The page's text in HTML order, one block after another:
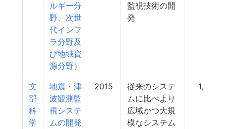
ルギー分
野、次世
代インフ
ラ分野及
び地域資
源分野）
監視技術の開
発
文
部
科
学
地震・津
波観測監
視システ
ムの開発
2015
従来のシステ
ムに比べより
広域かつ大規
模なシステム
1,026